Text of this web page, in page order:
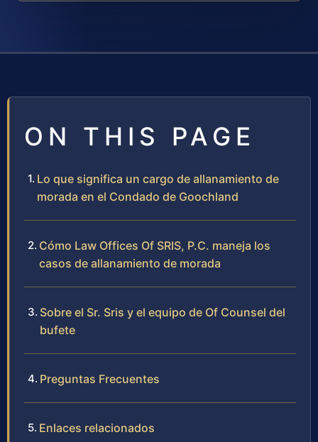
ON THIS PAGE
Lo que significa un cargo de allanamiento de
morada en el Condado de Goochland
Cómo Law Offices Of SRIS, P.C. maneja los
casos de allanamiento de morada
Sobre el Sr. Sris y el equipo de Of Counsel del
bufete
Preguntas Frecuentes
Enlaces relacionados